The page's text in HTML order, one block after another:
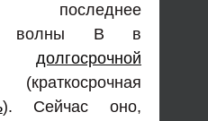
волны В в
в долгосрочной
). Сейчас оно,